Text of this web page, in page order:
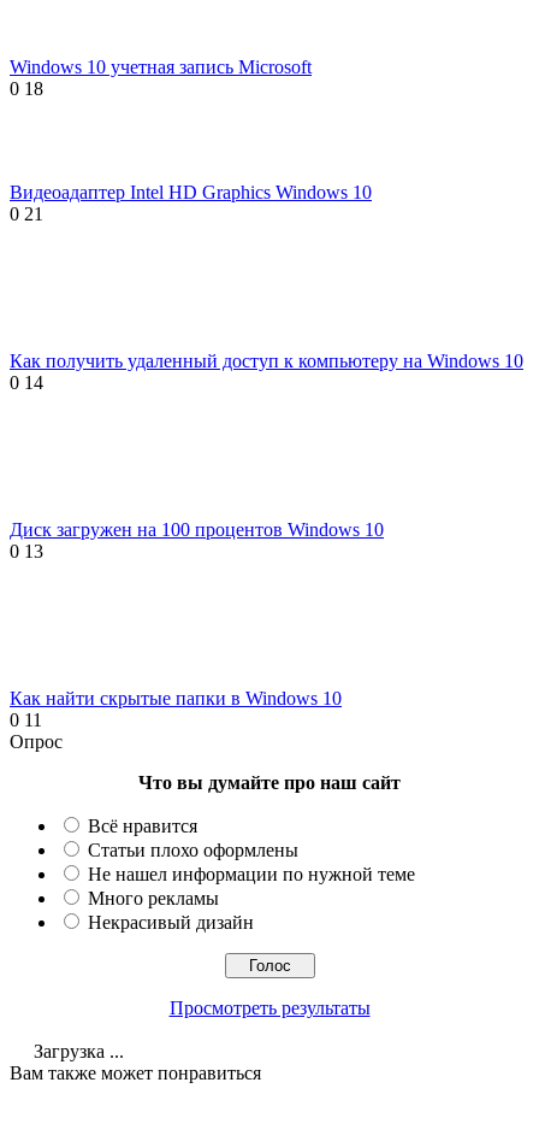
Windows 10 учетная запись Microsoft
0 18
Видеоадаптер Intel HD Graphics Windows 10
0 21
Как получить удаленный доступ к компьютеру на Windows 10
0 14
Диск загружен на 100 процентов Windows 10
0 13
Как найти скрытые папки в Windows 10
0 11
Опрос
Что вы думайте про наш сайт
Всё нравится
Статьи плохо оформлены
Не нашел информации по нужной теме
Много рекламы
Некрасивый дизайн
Просмотреть результаты
Загрузка ...
Вам также может понравиться